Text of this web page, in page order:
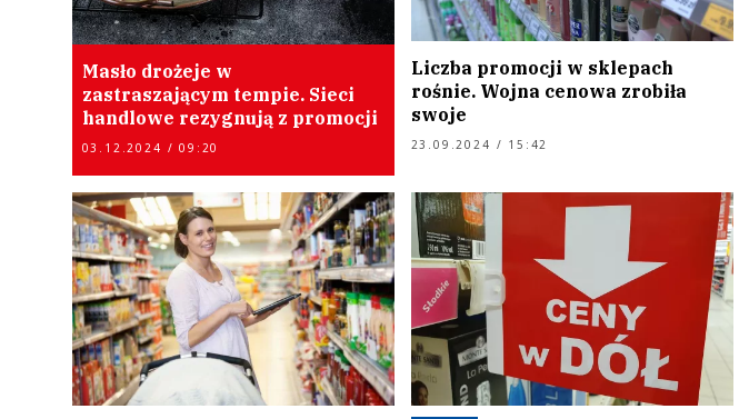
Masło drożeje w
zastraszającym tempie. Sieci
handlowe rezygnują z promocji
03.12.2024 / 09:20
Liczba promocji w sklepach
rośnie. Wojna cenowa zrobiła
swoje
23.09.2024 / 15:42